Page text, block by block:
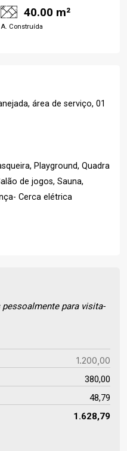
40.00 m²
A. Construída
área de serviço, 01
Playground, Quadra
de jogos, Sauna,
Cerca elétrica
para visita-
1.200,00
380,00
48,79
1.628,79